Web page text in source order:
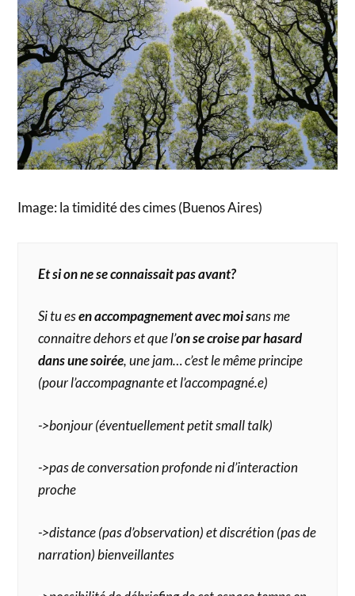
Image: la timidité des cimes (Buenos Aires)
Et si on ne se connaissait pas avant?
Si tu esen accompagnement avec moi sans me
connaitre dehors et que l’on se croise par hasard
dans une soirée, une jam… c’est le même principe
(pour l’accompagnante et l’accompagné.e)
->bonjour (éventuellement petit small talk)
->pas de conversation profonde ni d’interaction
proche
->distance (pas d’observation) et discrétion (pas de
narration) bienveillantes